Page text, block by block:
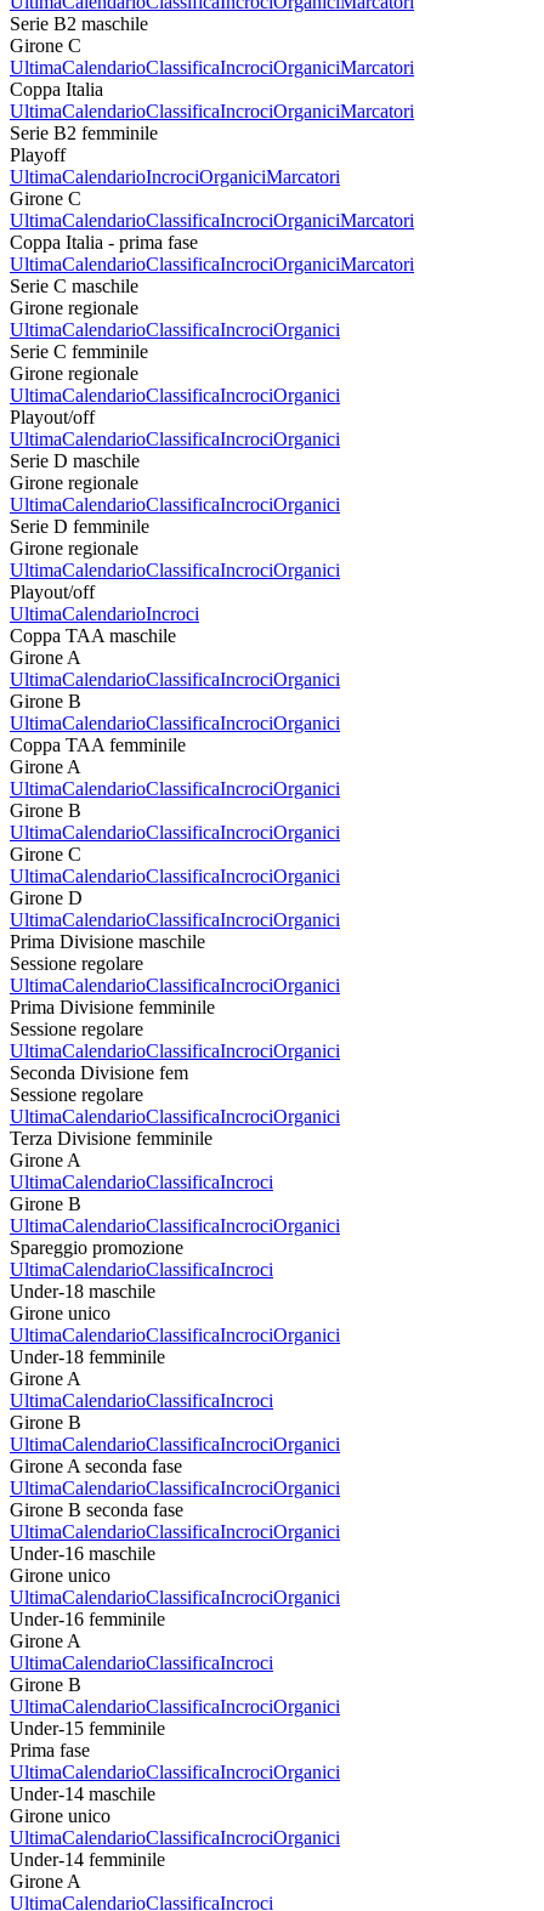
Serie B2 maschile
Girone C
UltimaCalendarioClassificaIncrociOrganiciMarcatori
Coppa Italia
UltimaCalendarioClassificaIncrociOrganiciMarcatori
Serie B2 femminile
Playoff
UltimaCalendarioIncrociOrganiciMarcatori
Girone C
UltimaCalendarioClassificaIncrociOrganiciMarcatori
Coppa Italia - prima fase
UltimaCalendarioClassificaIncrociOrganiciMarcatori
Serie C maschile
Girone regionale
UltimaCalendarioClassificaIncrociOrganici
Serie C femminile
Girone regionale
UltimaCalendarioClassificaIncrociOrganici
Playout/off
UltimaCalendarioClassificaIncrociOrganici
Serie D maschile
Girone regionale
UltimaCalendarioClassificaIncrociOrganici
Serie D femminile
Girone regionale
UltimaCalendarioClassificaIncrociOrganici
Playout/off
UltimaCalendarioIncroci
Coppa TAA maschile
Girone A
UltimaCalendarioClassificaIncrociOrganici
Girone B
UltimaCalendarioClassificaIncrociOrganici
Coppa TAA femminile
Girone A
UltimaCalendarioClassificaIncrociOrganici
Girone B
UltimaCalendarioClassificaIncrociOrganici
Girone C
UltimaCalendarioClassificaIncrociOrganici
Girone D
UltimaCalendarioClassificaIncrociOrganici
Prima Divisione maschile
Sessione regolare
UltimaCalendarioClassificaIncrociOrganici
Prima Divisione femminile
Sessione regolare
UltimaCalendarioClassificaIncrociOrganici
Seconda Divisione fem
Sessione regolare
UltimaCalendarioClassificaIncrociOrganici
Terza Divisione femminile
Girone A
UltimaCalendarioClassificaIncroci
Girone B
UltimaCalendarioClassificaIncrociOrganici
Spareggio promozione
UltimaCalendarioClassificaIncroci
Under-18 maschile
Girone unico
UltimaCalendarioClassificaIncrociOrganici
Under-18 femminile
Girone A
UltimaCalendarioClassificaIncroci
Girone B
UltimaCalendarioClassificaIncrociOrganici
Girone A seconda fase
UltimaCalendarioClassificaIncrociOrganici
Girone B seconda fase
UltimaCalendarioClassificaIncrociOrganici
Under-16 maschile
Girone unico
UltimaCalendarioClassificaIncrociOrganici
Under-16 femminile
Girone A
UltimaCalendarioClassificaIncroci
Girone B
UltimaCalendarioClassificaIncrociOrganici
Under-15 femminile
Prima fase
UltimaCalendarioClassificaIncrociOrganici
Under-14 maschile
Girone unico
UltimaCalendarioClassificaIncrociOrganici
Under-14 femminile
Girone A
UltimaCalendarioClassificaIncroci